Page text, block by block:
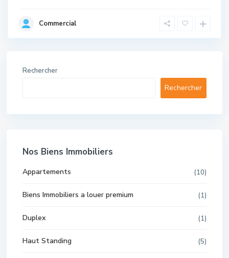
Commercial
Rechercher
Rechercher
Nos Biens Immobiliers
Appartements (10)
Biens Immobiliers a louer premium (1)
Duplex (1)
Haut Standing (5)